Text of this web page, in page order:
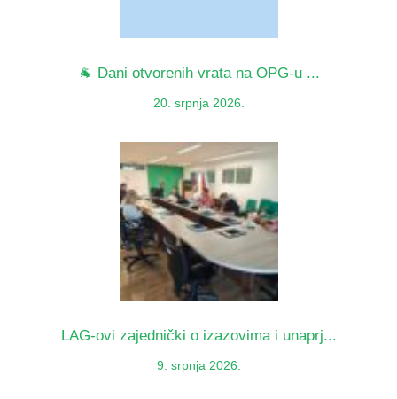
🐐 Dani otvorenih vrata na OPG-u ...
20. srpnja 2026.
LAG-ovi zajednički o izazovima i unaprj...
9. srpnja 2026.